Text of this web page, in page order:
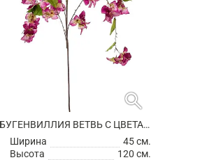
search
БУГЕНВИЛЛИЯ ВЕТВЬ С ЦВЕТАМИ ИСКУССТВЕННАЯ
Ширина
45 см.
Высота
120 см.